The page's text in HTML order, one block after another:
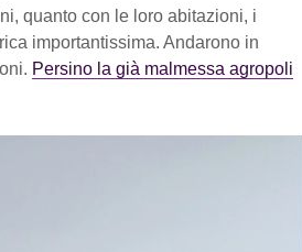
quanto con le loro abitazioni, i
importantissima. Andarono in
Persino la già malmessa agropoli